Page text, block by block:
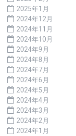
2025年1月
2024年12月
2024年11月
2024年10月
2024年9月
2024年8月
2024年7月
2024年6月
2024年5月
2024年4月
2024年3月
2024年2月
2024年1月